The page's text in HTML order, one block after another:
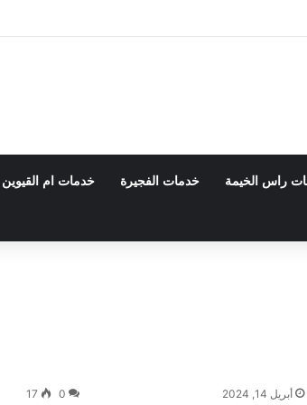
راس الخيمة خدمات الفجيرة خدمات ام القيوين
أبريل 14, 2024 0
17